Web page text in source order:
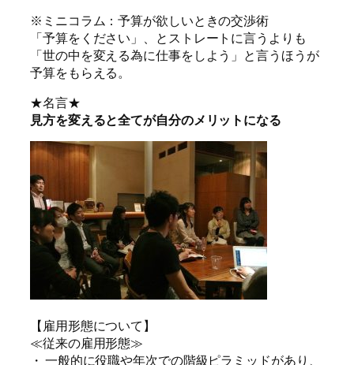
※ミニコラム：予算が欲しいときの交渉術
「予算をください」、とストレートに言うよりも
「世の中を変える為に仕事をしよう」と言うほうが
予算をもらえる。
★名言★
見方を変えると全てが自分のメリットになる
【雇用形態について】
≪従来の雇用形態≫
・ 一般的に役職や年次での階級ピラミッドがあり、